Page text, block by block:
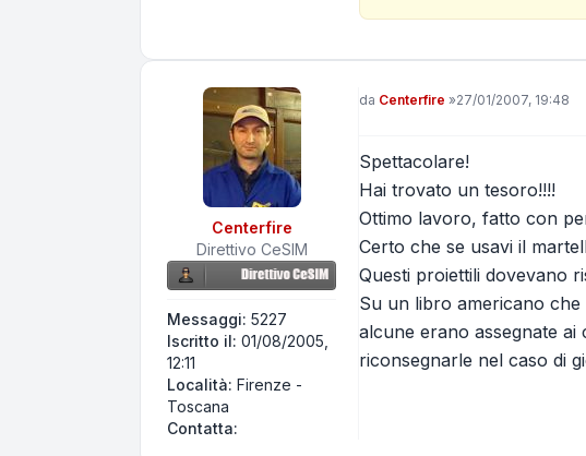
Centerfire
Direttivo CeSIM
Messaggi: 5227
Iscritto il: 01/08/2005,
12:11
Località: Firenze -
Toscana
Contatta:
Messaggio
da Centerfire »27/01/2007, 19:48
Spettacolare!
Hai trovato un tesoro!!!!
Ottimo lavoro, fatto con
Certo che se usavi il
Questi proiettili dovevano
Su un libro americano
alcune erano assegnate
riconsegnarle nel caso di